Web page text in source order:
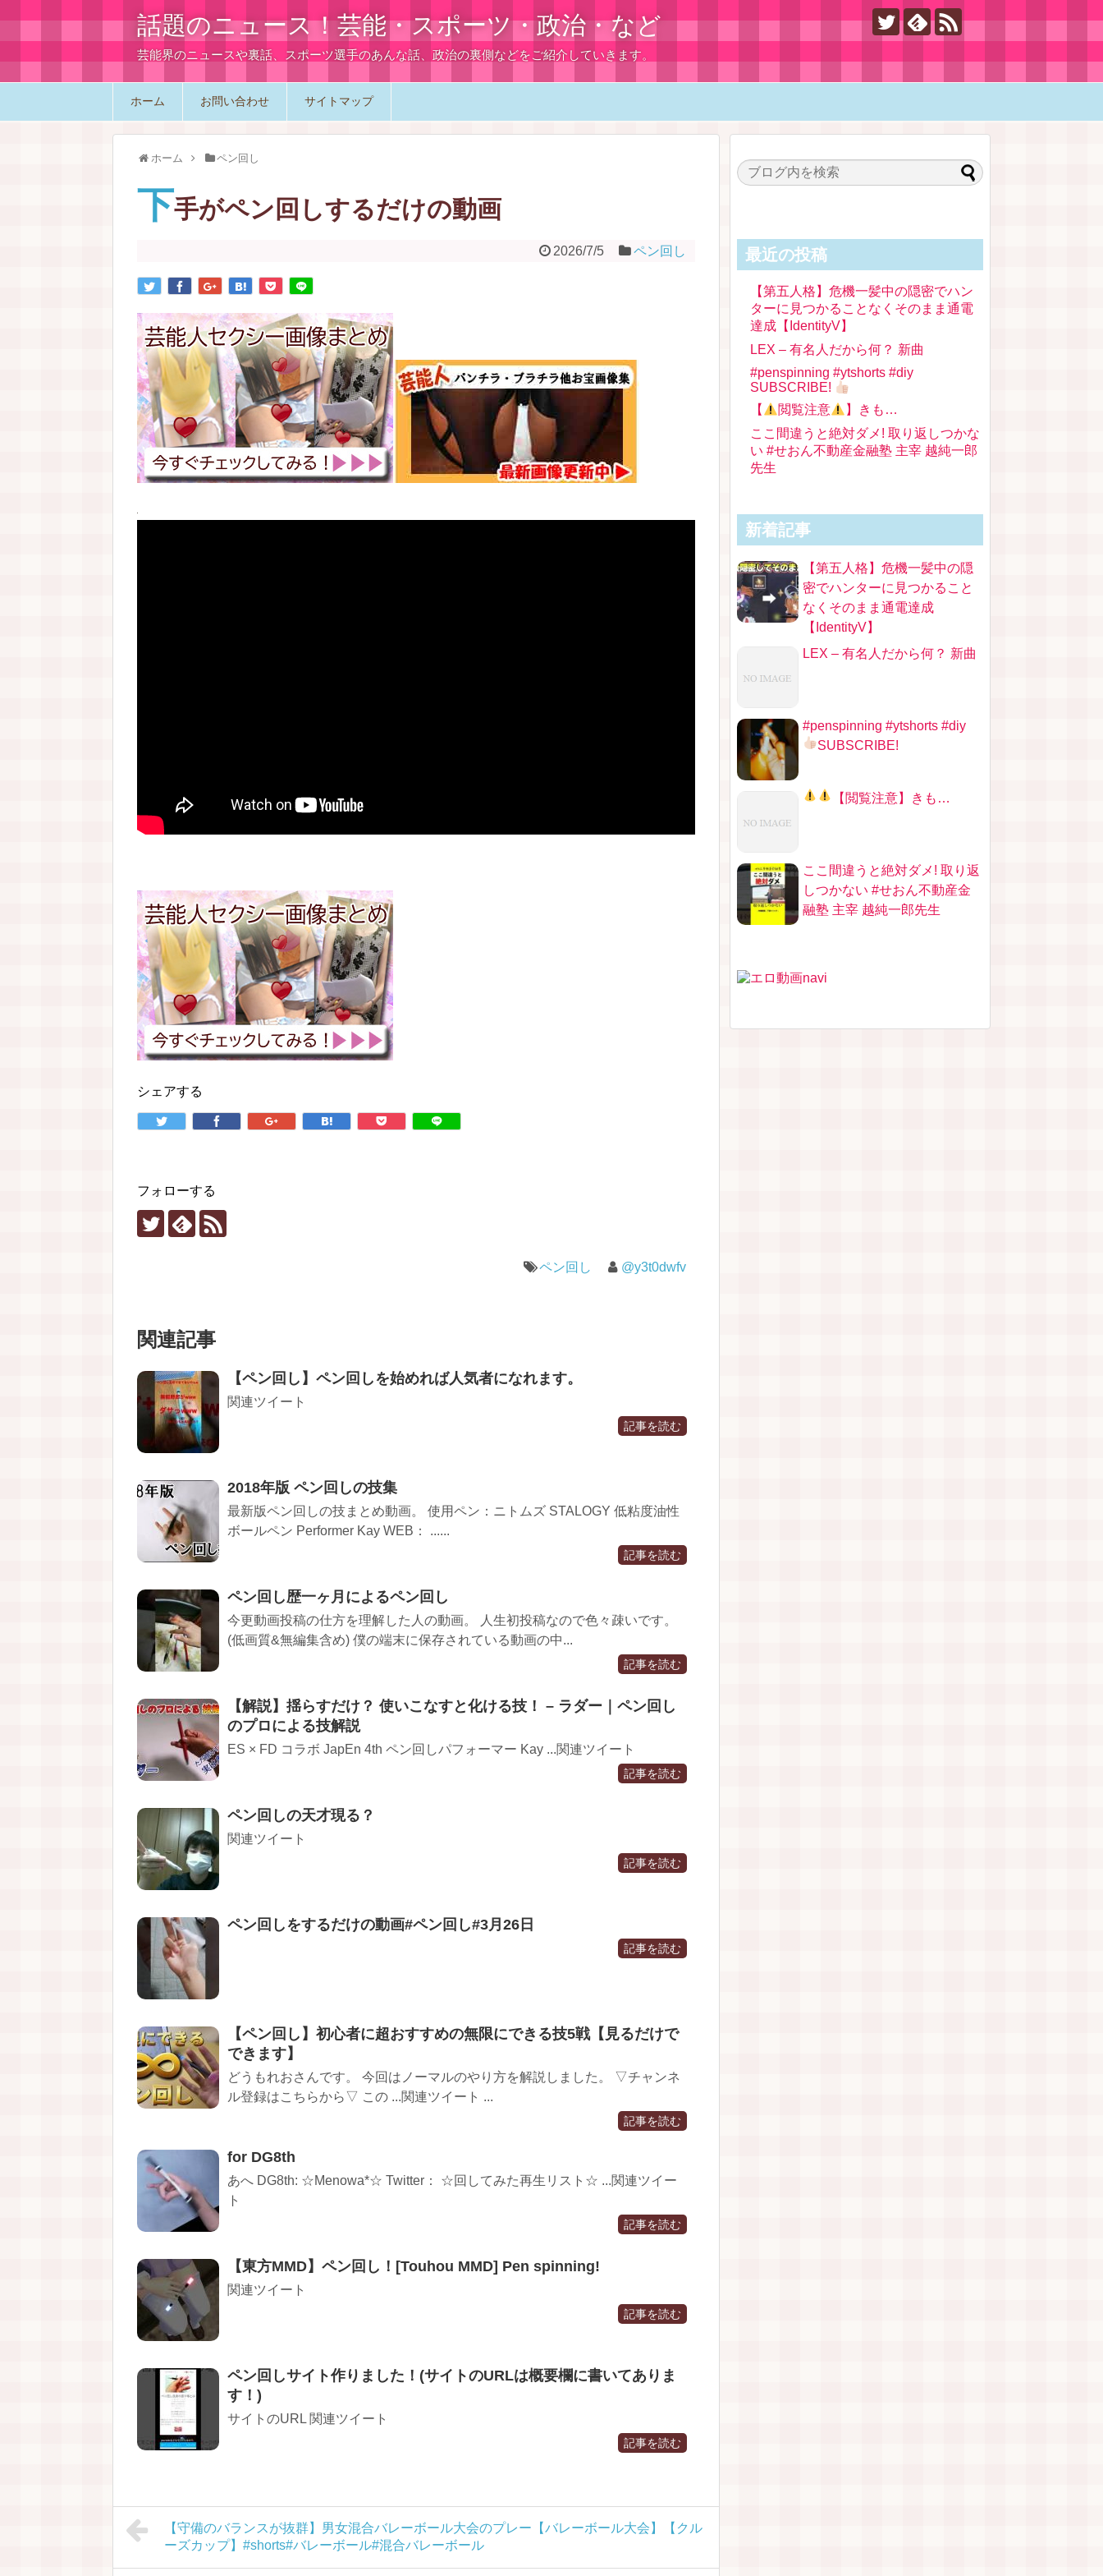
話題のニュース！芸能・スポーツ・政治・など
芸能界のニュースや裏話、スポーツ選手のあんな話、政治の裏側などをご紹介していきます。
ホーム お問い合わせ サイトマップ
ホーム ペン回し
下手がペン回しするだけの動画
2026/7/5 ペン回し
シェアする
フォローする
ペン回し @y3t0dwfv
関連記事
【ペン回し】ペン回しを始めれば人気者になれます。
関連ツイート
記事を読む
2018年版 ペン回しの技集
最新版ペン回しの技まとめ動画。 使用ペン：ニトムズ STALOGY 低粘度油性
ボールペン Performer Kay WEB： ......
記事を読む
ペン回し歴一ヶ月によるペン回し
今更動画投稿の仕方を理解した人の動画。 人生初投稿なので色々疎いです。
(低画質&無編集含め) 僕の端末に保存されている動画の中...
記事を読む
【解説】揺らすだけ？ 使いこなすと化ける技！ – ラダー｜ペン回し
のプロによる技解説
ES × FD コラボ JapEn 4th ペン回しパフォーマー Kay ...関連ツイート
記事を読む
ペン回しの天才現る？
関連ツイート
記事を読む
ペン回しをするだけの動画#ペン回し#3月26日
記事を読む
【ペン回し】初心者に超おすすめの無限にできる技5戦【見るだけで
できます】
どうもれおさんです。 今回はノーマルのやり方を解説しました。 ▽チャンネ
ル登録はこちらから▽ この ...関連ツイート ...
記事を読む
for DG8th
あへ DG8th: ☆Menowa*☆ Twitter： ☆回してみた再生リスト☆ ...関連ツイー
ト
記事を読む
【東方MMD】ペン回し！[Touhou MMD] Pen spinning!
関連ツイート
記事を読む
ペン回しサイト作りました！(サイトのURLは概要欄に書いてありま
す！)
サイトのURL 関連ツイート
記事を読む
【守備のバランスが抜群】男女混合バレーボール大会のプレー【バレーボール大会】【クル
ーズカップ】#shorts#バレーボール#混合バレーボール
最近の投稿
【第五人格】危機一髪中の隠密でハン
ターに見つかることなくそのまま通電
達成【IdentityV】
LEX – 有名人だから何？ 新曲
#penspinning #ytshorts #diy
SUBSCRIBE!
【
閲覧注意
】きも…
ここ間違うと絶対ダメ! 取り返しつかな
い #せおん不動産金融塾 主宰 越純一郎
先生
新着記事
【第五人格】危機一髪中の隠
密でハンターに見つかること
なくそのまま通電達成
【IdentityV】
LEX – 有名人だから何？ 新曲
#penspinning #ytshorts #diy
SUBSCRIBE!
【 閲覧注意】きも…
ここ間違うと絶対ダメ! 取り返
しつかない #せおん不動産金
融塾 主宰 越純一郎先生